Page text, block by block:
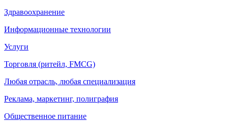
Здравоохранение
Информационные технологии
Услуги
Торговля (ритейл, FMCG)
Любая отрасль, любая специализация
Реклама, маркетинг, полиграфия
Общественное питание